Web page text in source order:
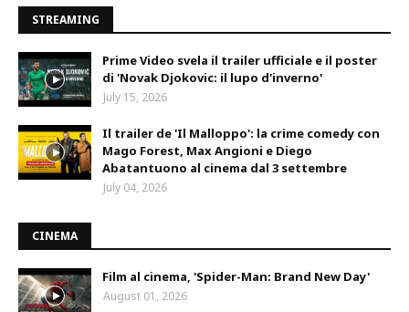
STREAMING
Prime Video svela il trailer ufficiale e il poster
di 'Novak Djokovic: il lupo d'inverno'
July 15, 2026
Il trailer de 'Il Malloppo': la crime comedy con
Mago Forest, Max Angioni e Diego
Abatantuono al cinema dal 3 settembre
July 04, 2026
CINEMA
Film al cinema, 'Spider-Man: Brand New Day'
August 01, 2026